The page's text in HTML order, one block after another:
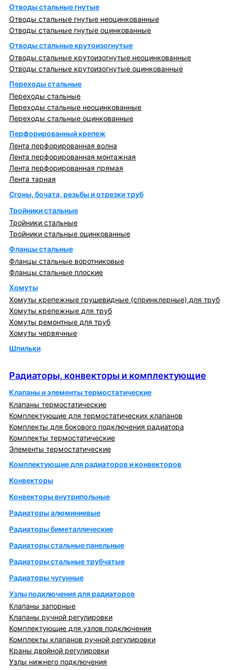
Отводы стальные гнутые
Отводы стальные гнутые неоцинкованные
Отводы стальные гнутые оцинкованные
Отводы стальные крутоизогнутые
Отводы стальные крутоизогнутые неоцинкованные
Отводы стальные крутоизогнутые оцинкованные
Переходы стальные
Переходы стальные
Переходы стальные неоцинкованные
Переходы стальные оцинкованные
Перфорированный крепеж
Лента перфорированная волна
Лента перфорированная монтажная
Лента перфорированная прямая
Лента тарная
Сгоны, бочата, резьбы и отрезки труб
Тройники стальные
Тройники стальные
Тройники стальные оцинкованные
Фланцы стальные
Фланцы стальные воротниковые
Фланцы стальные плоские
Хомуты
Хомуты крепежные грушевидные (спринклерные) для труб
Хомуты крепежные для труб
Хомуты ремонтные для труб
Хомуты червячные
Шпильки
Радиаторы, конвекторы и комплектующие
Клапаны и элементы термостатические
Клапаны термостатические
Комплектующие для термостатических клапанов
Комплекты для бокового подключения радиатора
Комплекты термостатические
Элементы термостатические
Комплектующие для радиаторов и конвекторов
Конвекторы
Конвекторы внутрипольные
Радиаторы алюминиевые
Радиаторы биметаллические
Радиаторы стальные панельные
Радиаторы стальные трубчатые
Радиаторы чугунные
Узлы подключения для радиаторов
Клапаны запорные
Клапаны ручной регулировки
Комплектующие для узлов подключения
Комплекты клапанов ручной регулировки
Краны двойной регулировки
Узлы нижнего подключения